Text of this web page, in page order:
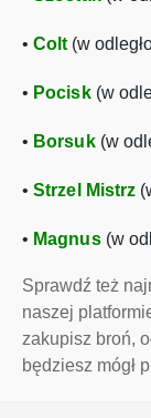
• Colt (w
• Pocisk(w
• Borsuk(w
• Strzel Mistrz
• Magnus(w
Sprawdź też
naszej
zakupisz broń,
będziesz mógł